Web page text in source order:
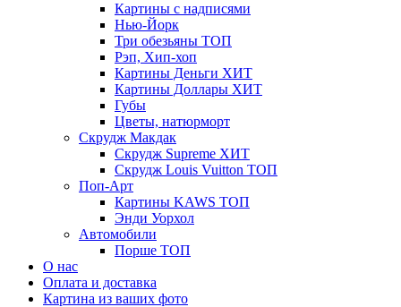
Картины с надписями
Нью-Йорк
Три обезьяны ТОП
Рэп, Хип-хоп
Картины Деньги ХИТ
Картины Доллары ХИТ
Губы
Цветы, натюрморт
Скрудж Макдак
Скрудж Supreme ХИТ
Скрудж Louis Vuitton ТОП
Поп-Арт
Картины KAWS ТОП
Энди Уорхол
Автомобили
Порше ТОП
О нас
Оплата и доставка
Картина из ваших фото